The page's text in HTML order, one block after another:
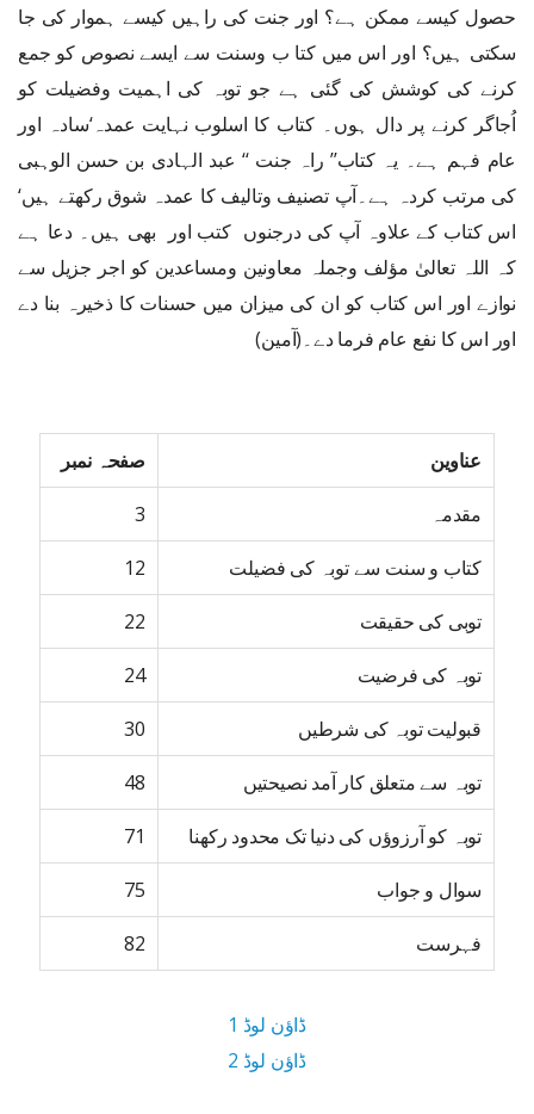
حصول کیسے ممکن ہے؟ اور جنت کی راہیں کیسے ہموار کی جا
سکتی ہیں؟ اور اس میں کتا ب وسنت سے ایسے نصوص کو جمع
کرنے کی کوشش کی گئی ہے جو توبہ کی اہمیت وفضیلت کو
اُجاگر کرنے پر دال ہوں۔ کتاب کا اسلوب نہایت عمدہ‘سادہ اور
عام فہم ہے۔ یہ کتاب’’ راہ جنت ‘‘ عبد الہادی بن حسن الوہبی
کی مرتب کردہ ہے۔آپ تصنیف وتالیف کا عمدہ شوق رکھتے ہیں‘
اس کتاب کے علاوہ آپ کی درجنوں کتب اور بھی ہیں۔ دعا ہے
کہ اللہ تعالیٰ مؤلف وجملہ معاونین ومساعدین کو اجر جزیل سے
نوازے اور اس کتاب کو ان کی میزان میں حسنات کا ذخیرہ بنا دے
اور اس کا نفع عام فرما دے۔(آمین)
عناوین صفحہ نمبر
مقدمہ 3
کتاب و سنت سے توبہ کی فضیلت 12
توبی کی حقیقت 22
توبہ کی فرضیت 24
قبولیت توبہ کی شرطیں 30
توبہ سے متعلق کار آمد نصیحتیں 48
توبہ کو آرزوؤں کی دنیا تک محدود رکھنا 71
سوال و جواب 75
فہرست 82
ڈاؤن لوڈ 1
ڈاؤن لوڈ 2